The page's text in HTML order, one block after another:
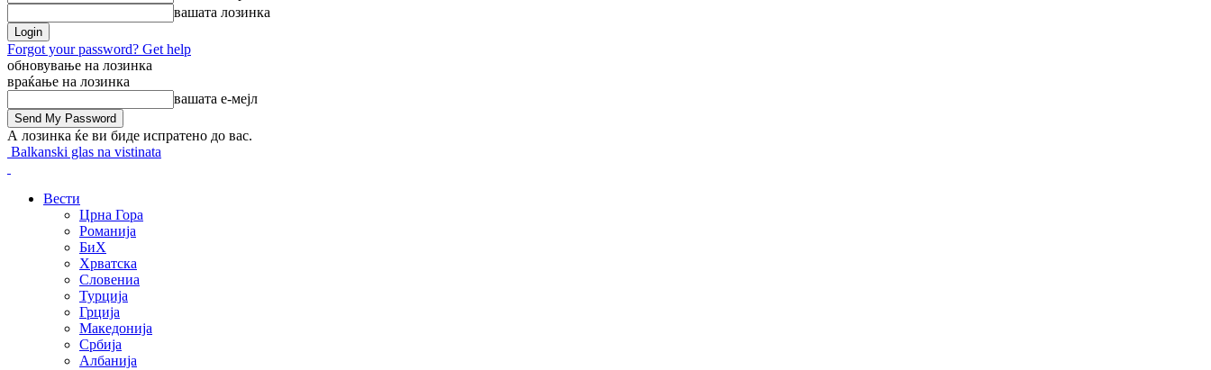
вашата лозинка
Forgot your password? Get help
обновување на лозинка
враќање на лозинка
вашата е-мејл
А лозинка ќе ви биде испратено до вас.
Balkanski glas na vistinata
Вести
Црна Гора
Романија
БиХ
Хрватска
Словениа
Турција
Грција
Македонија
Србија
Албанија